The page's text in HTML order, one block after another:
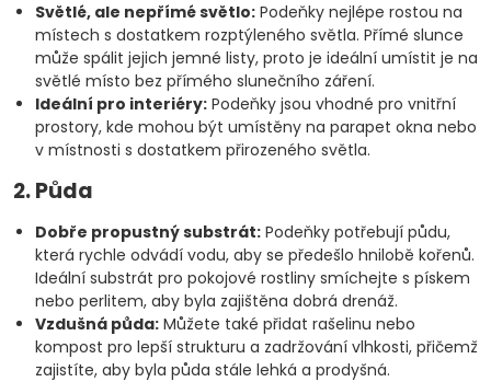
Světlé, ale nepřímé světlo: Podeňky nejlépe rostou na
místech s dostatkem rozptýleného světla. Přímé slunce
může spálit jejich jemné listy, proto je ideální umístit je na
světlé místo bez přímého slunečního záření.
Ideální pro interiéry: Podeňky jsou vhodné pro vnitřní
prostory, kde mohou být umístěny na parapet okna nebo
v místnosti s dostatkem přirozeného světla.
2. Půda
Dobře propustný substrát: Podeňky potřebují půdu,
která rychle odvádí vodu, aby se předešlo hnilobě kořenů.
Ideální substrát pro pokojové rostliny smíchejte s pískem
nebo perlitem, aby byla zajištěna dobrá drenáž.
Vzdušná půda: Můžete také přidat rašelinu nebo
kompost pro lepší strukturu a zadržování vlhkosti, přičemž
zajistíte, aby byla půda stále lehká a prodyšná.